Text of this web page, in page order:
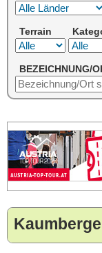
Terrain
BEZEICHNUNG/